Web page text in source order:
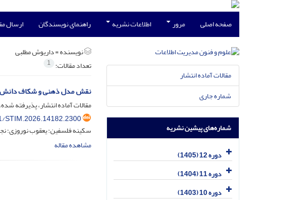
صفحه اصلی مرور اطلاعات نشریه راهنمای نویسندگان ارسال
نویسنده =داریوش مطلبی
تعداد مقالات: 1
نقش مدل ذهنی و شکاف دانش
مقالات آماده انتشار، پذیرفته شده،
STIM.2026.14182.2300
سکینه فلسفین؛ یعقوب نوروزی؛
مشاهده مقاله
مقالات آماده انتشار
شماره جاری
شماره‌های پیشین نشریه
دوره 12 (1405)
دوره 11 (1404)
دوره 10 (1403)